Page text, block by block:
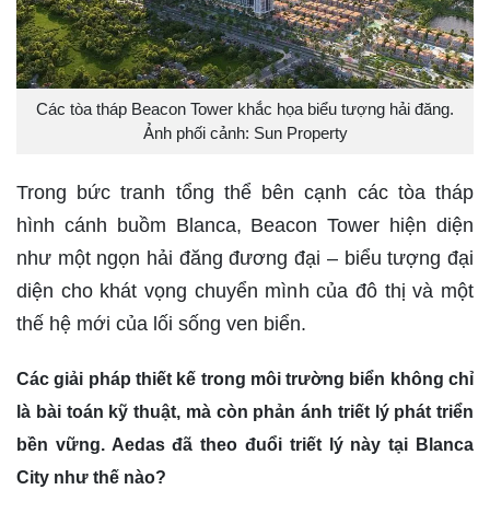
Các tòa tháp Beacon Tower khắc họa biểu tượng hải đăng.
Ảnh phối cảnh: Sun Property
Trong bức tranh tổng thể bên cạnh các tòa tháp
hình cánh buồm Blanca, Beacon Tower hiện diện
như một ngọn hải đăng đương đại – biểu tượng đại
diện cho khát vọng chuyển mình của đô thị và một
thế hệ mới của lối sống ven biển.
Các giải pháp thiết kế trong môi trường biển không chỉ
là bài toán kỹ thuật, mà còn phản ánh triết lý phát triển
bền vững. Aedas đã theo đuổi triết lý này tại Blanca
City như thế nào?